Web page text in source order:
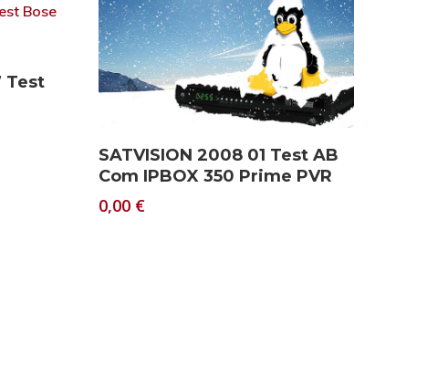
Test
Download
SATVISION 2008 01 Test AB
Com IPBOX 350 Prime PVR
0,00 €